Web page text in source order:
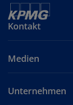
Kontakt
Medien
Unternehmen